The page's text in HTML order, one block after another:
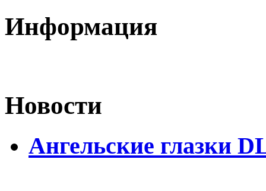
Информация
Новости
Ангельские глазки